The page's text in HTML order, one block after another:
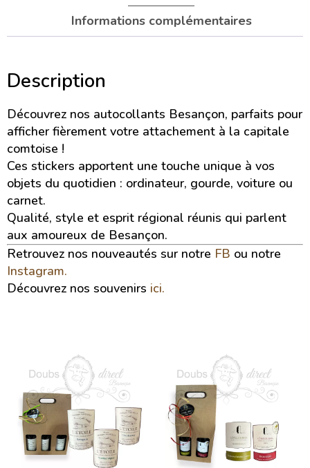
Informations complémentaires
Description
Découvrez nos autocollants Besançon, parfaits pour
afficher fièrement votre attachement à la capitale
comtoise !
Ces stickers apportent une touche unique à vos
objets du quotidien : ordinateur, gourde, voiture ou
carnet.
Qualité, style et esprit régional réunis qui parlent
aux amoureux de Besançon.
Retrouvez nos nouveautés sur notre FB ou notre
Instagram.
Découvrez nos souvenirs ici.